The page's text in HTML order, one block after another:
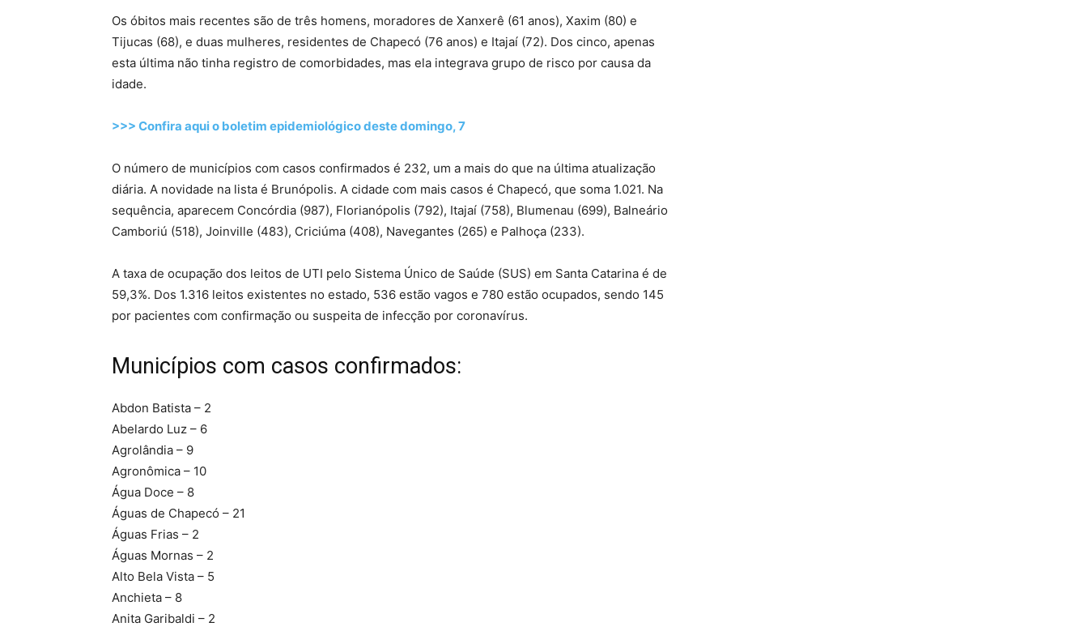
Os óbitos mais recentes são de três homens, moradores de Xanxerê (61 anos), Xaxim (80) e
Tijucas (68), e duas mulheres, residentes de Chapecó (76 anos) e Itajaí (72). Dos cinco, apenas
esta última não tinha registro de comorbidades, mas ela integrava grupo de risco por causa da
idade.
>>> Confira aqui o boletim epidemiológico deste domingo, 7
O número de municípios com casos confirmados é 232, um a mais do que na última atualização
diária. A novidade na lista é Brunópolis. A cidade com mais casos é Chapecó, que soma 1.021. Na
sequência, aparecem Concórdia (987), Florianópolis (792), Itajaí (758), Blumenau (699), Balneário
Camboriú (518), Joinville (483), Criciúma (408), Navegantes (265) e Palhoça (233).
A taxa de ocupação dos leitos de UTI pelo Sistema Único de Saúde (SUS) em Santa Catarina é de
59,3%. Dos 1.316 leitos existentes no estado, 536 estão vagos e 780 estão ocupados, sendo 145
por pacientes com confirmação ou suspeita de infecção por coronavírus.
Municípios com casos confirmados:
Abdon Batista – 2
Abelardo Luz – 6
Agrolândia – 9
Agronômica – 10
Água Doce – 8
Águas de Chapecó – 21
Águas Frias – 2
Águas Mornas – 2
Alto Bela Vista – 5
Anchieta – 8
Anita Garibaldi – 2